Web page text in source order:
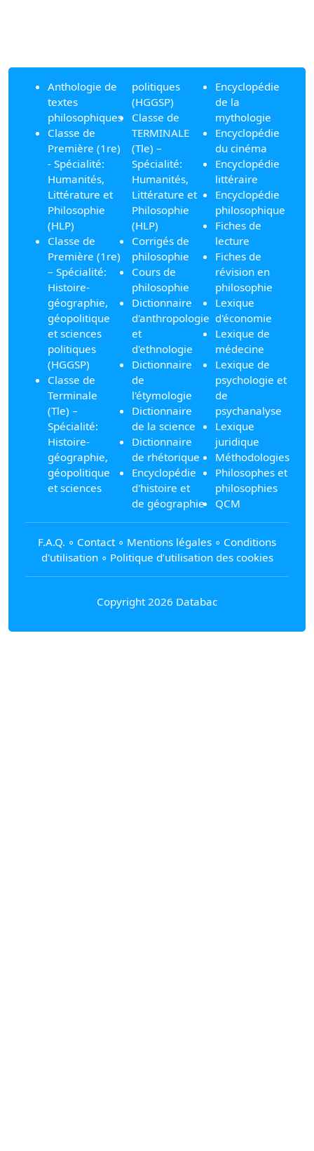
Anthologie de
textes
philosophiques
Classe de
Première (1re)
- Spécialité:
Humanités,
Littérature et
Philosophie
(HLP)
Classe de
Première (1re)
– Spécialité:
Histoire-
géographie,
géopolitique
et sciences
politiques
(HGGSP)
Classe de
Terminale
(Tle) –
Spécialité:
Histoire-
géographie,
géopolitique
et sciences
politiques
(HGGSP)
Classe de
TERMINALE
(Tle) –
Spécialité:
Humanités,
Littérature et
Philosophie
(HLP)
Corrigés de
philosophie
Cours de
philosophie
Dictionnaire
d'anthropologie
et
d'ethnologie
Dictionnaire
de
l'étymologie
Dictionnaire
de la science
Dictionnaire
de rhétorique
Encyclopédie
d'histoire et
de géographie
Encyclopédie
de la
mythologie
Encyclopédie
du cinéma
Encyclopédie
littéraire
Encyclopédie
philosophique
Fiches de
lecture
Fiches de
révision en
philosophie
Lexique
d'économie
Lexique de
médecine
Lexique de
psychologie et
de
psychanalyse
Lexique
juridique
Méthodologies
Philosophes et
philosophies
QCM
F.A.Q. ∘ Contact ∘ Mentions légales ∘ Conditions
d'utilisation∘ Politique d’utilisation des cookies
Copyright 2026 Databac